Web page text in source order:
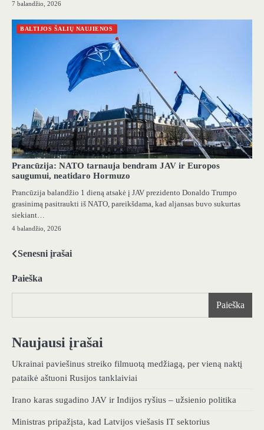
7 balandžio, 2026
BALTIJOS ŠALIŲ NAUJIENOS
Prancūzija: NATO tarnauja bendram JAV ir Europos
saugumui, neatidaro Hormuzo
Prancūzija balandžio 1 dieną atsakė į JAV prezidento Donaldo Trumpo
grasinimą pasitraukti iš NATO, pareikšdama, kad aljansas buvo sukurtas
siekiant…
4 balandžio, 2026
Navigacija
tarp
Senesni įrašai
Paieška
Paieška
Naujausi įrašai
Ukrainai paviešinus streiko filmuotą medžiagą, per vieną naktį
pataikė aštuoni Rusijos tanklaiviai
Irano karas sugadino JAV ir Indijos ryšius – užsienio politika
Ministras pripažįsta, kad Latvijos viešasis IT sektorius